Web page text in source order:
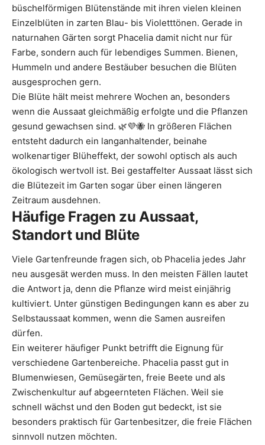
büschelförmigen Blütenstände mit ihren vielen kleinen
Einzelblüten in zarten Blau- bis Violetttönen. Gerade in
naturnahen Gärten sorgt Phacelia damit nicht nur für
Farbe, sondern auch für lebendiges Summen. Bienen,
Hummeln und andere Bestäuber besuchen die Blüten
ausgesprochen gern.
Die Blüte hält meist mehrere Wochen an, besonders
wenn die Aussaat gleichmäßig erfolgte und die Pflanzen
gesund gewachsen sind. 🌿💜🐝 In größeren Flächen
entsteht dadurch ein langanhaltender, beinahe
wolkenartiger Blüheffekt, der sowohl optisch als auch
ökologisch wertvoll ist. Bei gestaffelter Aussaat lässt sich
die Blütezeit im Garten sogar über einen längeren
Zeitraum ausdehnen.
Häufige Fragen zu Aussaat,
Standort und Blüte
Viele Gartenfreunde fragen sich, ob Phacelia jedes Jahr
neu ausgesät werden muss. In den meisten Fällen lautet
die Antwort ja, denn die Pflanze wird meist einjährig
kultiviert. Unter günstigen Bedingungen kann es aber zu
Selbstaussaat kommen, wenn die Samen ausreifen
dürfen.
Ein weiterer häufiger Punkt betrifft die Eignung für
verschiedene Gartenbereiche. Phacelia passt gut in
Blumenwiesen, Gemüsegärten, freie Beete und als
Zwischenkultur auf abgeernteten Flächen. Weil sie
schnell wächst und den Boden gut bedeckt, ist sie
besonders praktisch für Gartenbesitzer, die freie Flächen
sinnvoll nutzen möchten.